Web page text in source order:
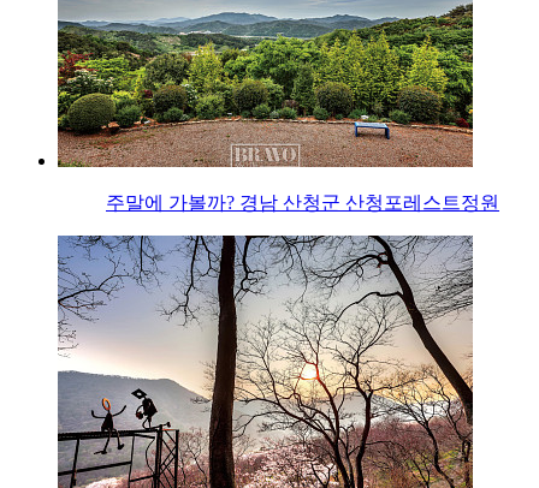
주말에 가볼까? 경남 산청군 산청포레스트정원